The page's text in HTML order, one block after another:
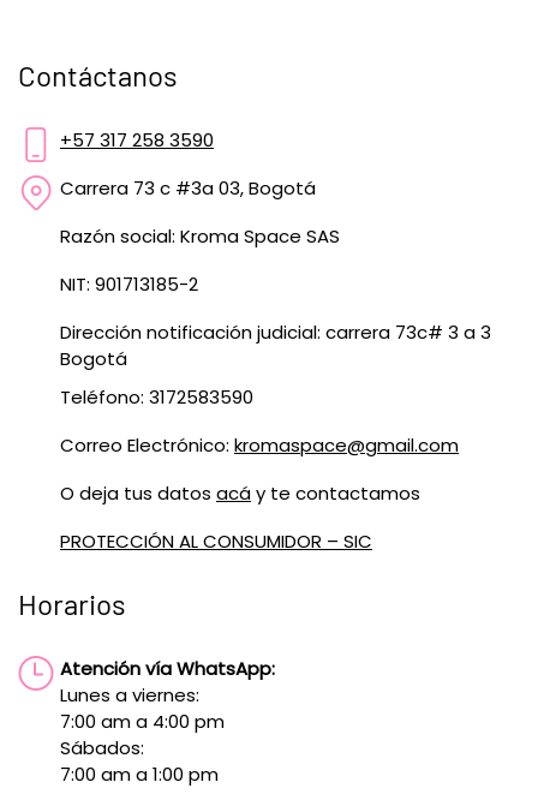
Contáctanos
+57 317 258 3590
Carrera 73 c #3a 03, Bogotá
Razón social: Kroma Space SAS
NIT: 901713185-2
Dirección notificación judicial: carrera 73c# 3 a 3
Bogotá
Teléfono: 3172583590
Correo Electrónico: kromaspace@gmail.com
O deja tus datos acáy te contactamos
PROTECCIÓN AL CONSUMIDOR – SIC
Horarios
Atención vía WhatsApp:
Lunes a viernes:
7:00 am a 4:00 pm
Sábados:
7:00 am a 1:00 pm